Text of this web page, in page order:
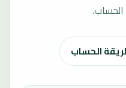
الحساب.
الحساب